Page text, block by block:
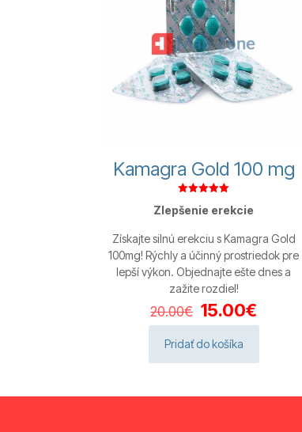
Kamagra Gold 100 mg
5.00
Zlepšenie erekcie
Získajte silnú erekciu s Kamagra Gold
100mg! Rýchly a účinný prostriedok pre
lepší výkon. Objednajte ešte dnes a
zažite rozdiel!
20.00€ Pôvodná
cena
bola:
20.00€.
15.00€
cena
15.00€.
Pridať do košíka